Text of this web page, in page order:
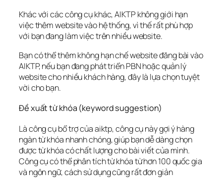
Khác với các công cụ khác, AIKTP không giới hạn
việc thêm website vào hệ thống, vì thế rất phù hợp
với bạn đang làm việc trên nhiều website.
Bạn có thể thêm không hạn chế website đăng bài vào
AIKTP, nếu bạn đang phát triển PBN hoặc quản lý
website cho nhiều khách hàng, đây là lựa chọn tuyệt
vời cho bạn.
Đề xuất từ khóa (keyword suggestion)
Là công cụ bổ trợ của aiktp, công cụ này gợi ý hàng
ngàn từ khóa nhanh chóng, giúp bạn dễ dàng chọn
được từ khóa có chất lượng cho bài viết của mình.
Công cụ có thể phân tích từ khóa từ hơn 100 quốc gia
và ngôn ngữ, cách sử dụng cũng rất đơn giản